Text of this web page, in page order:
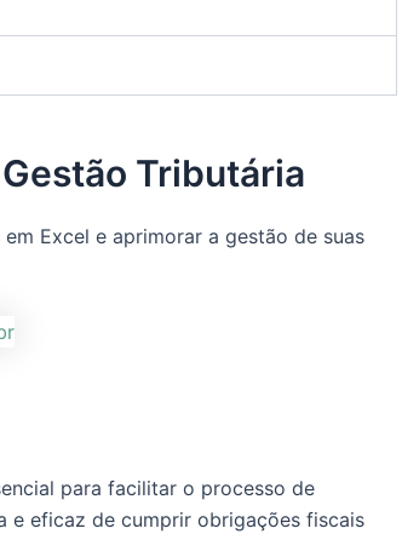
Tributária
Excel e aprimorar a gestão de suas
para facilitar o processo de
e eficaz de cumprir obrigações fiscais